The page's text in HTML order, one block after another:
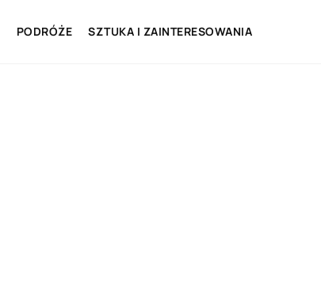
PODRÓŻE SZTUKA I ZAINTERESOWANIA